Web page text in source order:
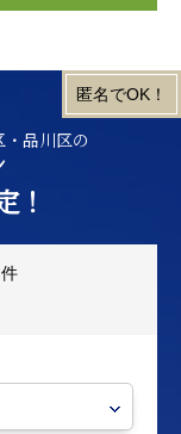
品川区の
！
件